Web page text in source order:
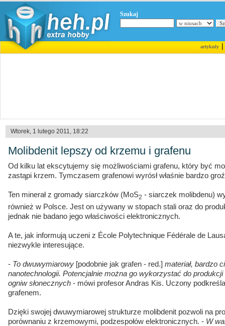
Szukaj
artykuły|
Wtorek, 1 lutego 2011, 18:22
Molibdenit lepszy od krzemu i grafenu
Od kilku lat ekscytujemy się możliwościami grafenu, który być
zastąpi krzem. Tymczasem grafenowi wyrósł właśnie bardzo
Ten minerał z gromady siarczków (MoS2 - siarczek molibdenu)
również w Polsce. Jest on używany w stopach stali oraz do
jednak nie badano jego właściwości elektronicznych.
A te, jak informują uczeni z École Polytechnique Fédérale de
niezwykle interesujące.
- To dwuwymiarowy [podobnie jak grafen - red.] materiał, bardzo
nanotechnologii. Potencjalnie można go wykorzystać do
ogniw słonecznych - mówi profesor Andras Kis. Uczony
grafenem.
Dzięki swojej dwuwymiarowej strukturze molibdenit pozwoli na
porównaniu z krzemowymi, podzespołów elektronicznych. - W